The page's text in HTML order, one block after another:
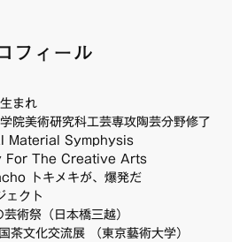
・お問い合わせ
フィール
まれ
美術研究科工芸専攻陶芸分野修了
Symphysis
The Creative Arts
トキメキが、爆発だ
クト
祭（日本橋三越）
化交流展 （東京藝術大学）